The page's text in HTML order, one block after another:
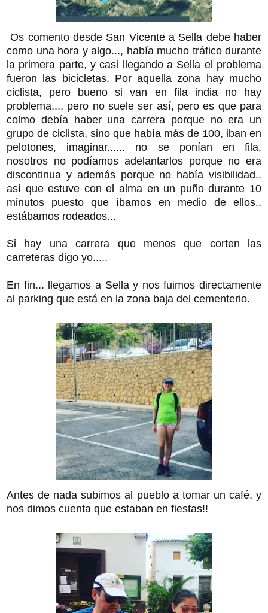
Os comento desde San Vicente a Sella debe haber
como una hora y algo..., había mucho tráfico durante
la primera parte, y casi llegando a Sella el problema
fueron las bicicletas. Por aquella zona hay mucho
ciclista, pero bueno si van en fila india no hay
problema..., pero no suele ser así, pero es que para
colmo debía haber una carrera porque no era un
grupo de ciclista, sino que había más de 100, iban en
pelotones, imaginar...... no se ponían en fila,
nosotros no podíamos adelantarlos porque no era
discontinua y además porque no había visibilidad..
así que estuve con el alma en un puño durante 10
minutos puesto que íbamos en medio de ellos..
estábamos rodeados...
Si hay una carrera que menos que corten las
carreteras digo yo.....
En fin... llegamos a Sella y nos fuimos directamente
al parking que está en la zona baja del cementerio.
Antes de nada subimos al pueblo a tomar un café, y
nos dimos cuenta que estaban en fiestas!!